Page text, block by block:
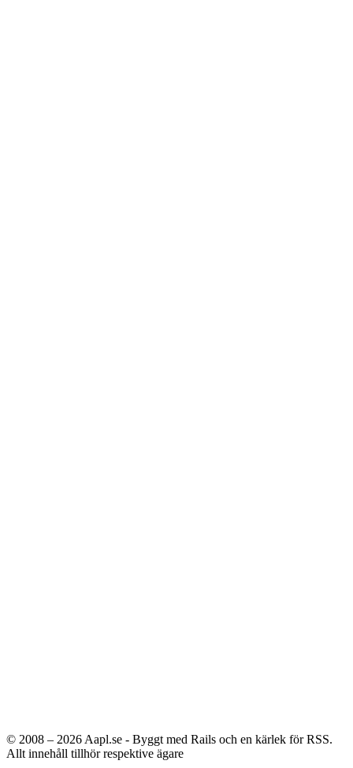
© 2008 – 2026 Aapl.se - Byggt med Rails och en kärlek för RSS.
Allt innehåll tillhör respektive ägare